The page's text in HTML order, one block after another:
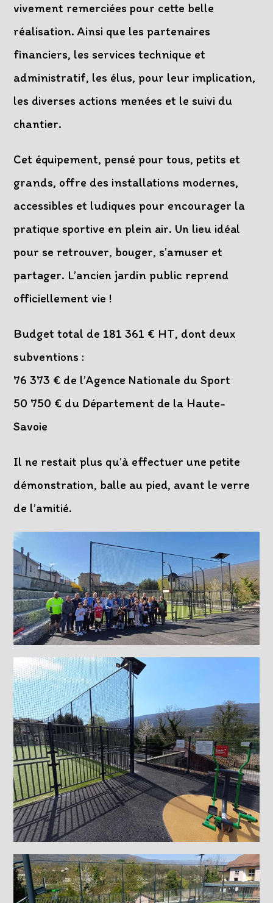
vivement remerciées pour cette belle
réalisation. Ainsi que les partenaires
financiers, les services technique et
administratif, les élus, pour leur implication,
les diverses actions menées et le suivi du
chantier.
Cet équipement, pensé pour tous, petits et
grands, offre des installations modernes,
accessibles et ludiques pour encourager la
pratique sportive en plein air. Un lieu idéal
pour se retrouver, bouger, s’amuser et
partager. L’ancien jardin public reprend
officiellement vie !
Budget total de 181 361 € HT, dont deux
subventions :
76 373 € de l’Agence Nationale du Sport
50 750 € du Département de la Haute-
Savoie
Il ne restait plus qu’à effectuer une petite
démonstration, balle au pied, avant le verre
de l’amitié.